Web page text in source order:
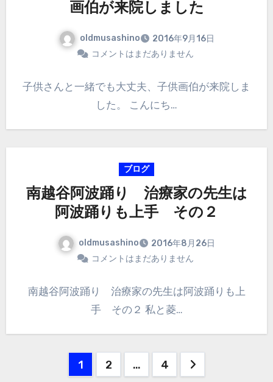
画伯が来院しました
oldmusashino
2016年9月16日
コメントはまだありません
子供さんと一緒でも大丈夫、子供画伯が来院しま
した。 こんにち…
ブログ
南越谷阿波踊り 治療家の先生は
阿波踊りも上手 その２
oldmusashino
2016年8月26日
コメントはまだありません
南越谷阿波踊り 治療家の先生は阿波踊りも上
手 その２ 私と菱…
1 2 … 4